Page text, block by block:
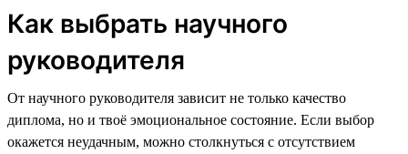
Как выбрать научного
руководителя
От научного руководителя зависит не только качество
диплома, но и твоё эмоциональное состояние. Если выбор
окажется неудачным, можно столкнуться с отсутствием